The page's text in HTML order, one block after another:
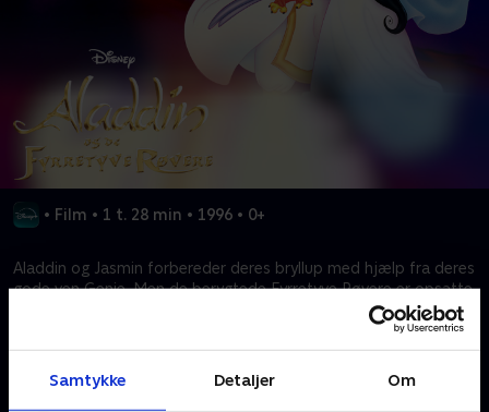
Samtykke Detaljer Om
• Film • 1 t. 28 min • 1996 • 0+
Aladdin og Jasmin forbereder deres bryllup med hjælp fra deres
gode ven Genie. Men de berygtede Fyrretyve Røvere er opsatte
Kræver tilkøb